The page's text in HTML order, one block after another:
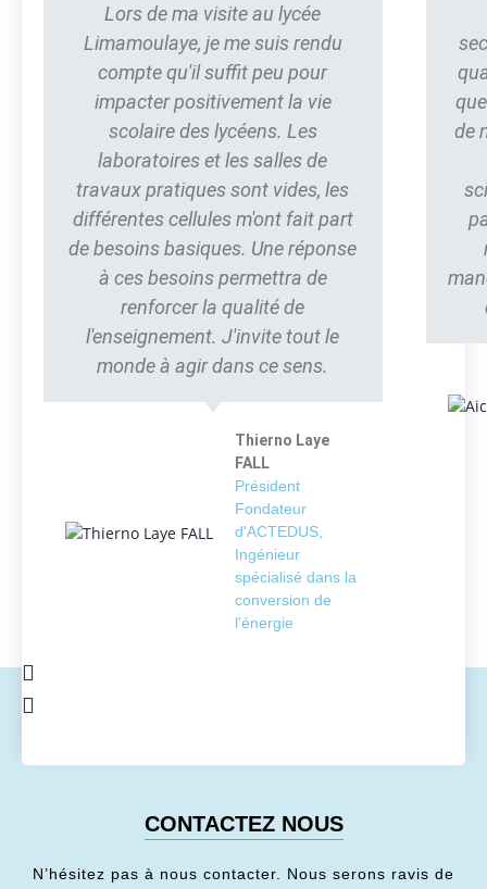
Lors de ma visite au lycée
Limamoulaye, je me suis rendu
compte qu'il suffit peu pour
impacter positivement la vie
scolaire des lycéens. Les
laboratoires et les salles de
travaux pratiques sont vides, les
différentes cellules m'ont fait part
de besoins basiques. Une réponse
à ces besoins permettra de
renforcer la qualité de
l'enseignement. J'invite tout le
monde à agir dans ce sens.
Thierno Laye
FALL
Président
Fondateur
d'ACTEDUS,
Ingénieur
spécialisé dans la
conversion de
l'énergie
de
CONTACTEZ NOUS
N’hésitez pas à nous contacter. Nous serons ravis de